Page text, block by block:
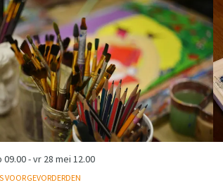
VOOR GEVORDERDEN
09.00-vr 28 mei12.00